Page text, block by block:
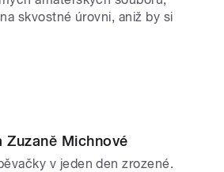
skvostné úrovni, aniž by si
Zuzaně Michnové
v jeden den zrozené.